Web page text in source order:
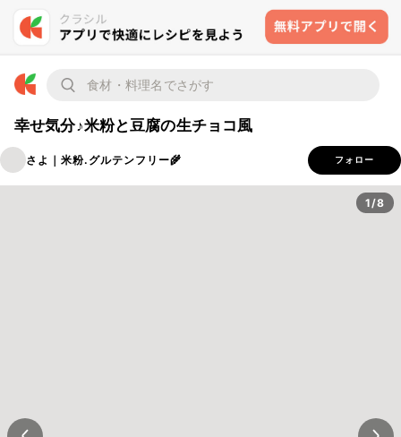
幸せ気分♪米粉と豆腐の生チョコ風
さよ｜米粉.グルテンフリー🌾 フォロー
1/8